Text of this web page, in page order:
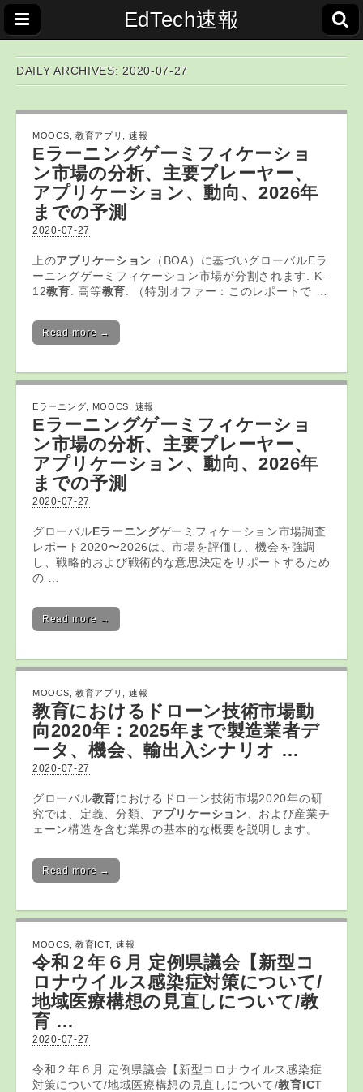
EdTech速報
DAILY ARCHIVES: 2020-07-27
MOOCS 教育アプリ 速報
Eラーニングゲーミフィケーショ
ン市場の分析、主要プレーヤー、
アプリケーション 、動向、2026年
までの予測
2020-07-27
上のアプリケーション （BOA）に基づいグローバルEラ
ーニングゲーミフィケーション市場が分割されます. K-
12教育 . 高等教育 . （特別オファー：このレポートで …
Read more →
Eラーニング MOOCS 速報
Eラーニングゲーミフィケーショ
ン市場の分析、主要プレーヤー、
アプリケーション、動向、2026年
までの予測
2020-07-27
グローバルEラーニングゲーミフィケーション市場調査
レポート2020〜2026は、市場を評価し、機会を強調
し、戦略的および戦術的な意思決定をサポートするため
の …
Read more →
MOOCS 教育アプリ 速報
教育におけるドローン技術市場動
向2020年：2025年まで製造業者デ
ータ、機会、輸出入シナリオ …
2020-07-27
グローバル教育におけるドローン技術市場2020年の研
究では、定義、分類、 アプリケーション 、および産業チ
ェーン構造を含む業界の基本的な概要を説明します。
Read more →
MOOCS 教育ICT, 速報
令和２年６月 定例県議会【新型コ
ロナウイルス感染症対策について/
地域医療構想の見直しについて/教
育 …
2020-07-27
令和２年６月 定例県議会【新型コロナウイルス感染症
対策について/地域医療構想の見直しについて/教育ICT